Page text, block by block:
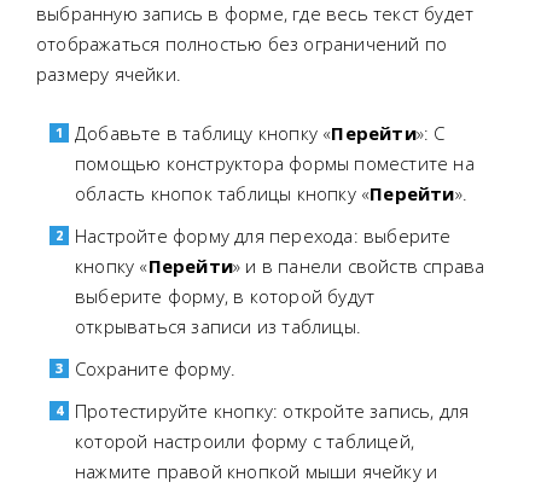
выбранную запись в форме, где весь текст будет
отображаться полностью без ограничений по
размеру ячейки.
Добавьте в таблицу кнопку «Перейти»: С
помощью конструктора формы поместите на
область кнопок таблицы кнопку «Перейти».
Настройте форму для перехода: выберите
кнопку «Перейти» и в панели свойств справа
выберите форму, в которой будут
открываться записи из таблицы.
Сохраните форму.
Протестируйте кнопку: откройте запись, для
которой настроили форму с таблицей,
нажмите правой кнопкой мыши ячейку и